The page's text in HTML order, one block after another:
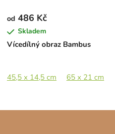
58,5 x 89 cm 88 x 133 cm
Vícedílný obraz Bambus
od 486 Kč
Skladem
45,5 x 14,5 cm 65 x 21 cm